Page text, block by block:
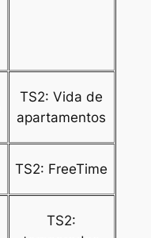
TS2: Vida de
apartamentos
TS2: FreeTime
TS2: